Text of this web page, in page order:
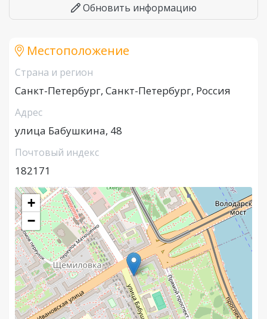
Обновить информацию
Местоположение
Страна и регион
Санкт-Петербург, Санкт-Петербург, Россия
Адрес
улица Бабушкина, 48
Почтовый индекс
182171
+
−